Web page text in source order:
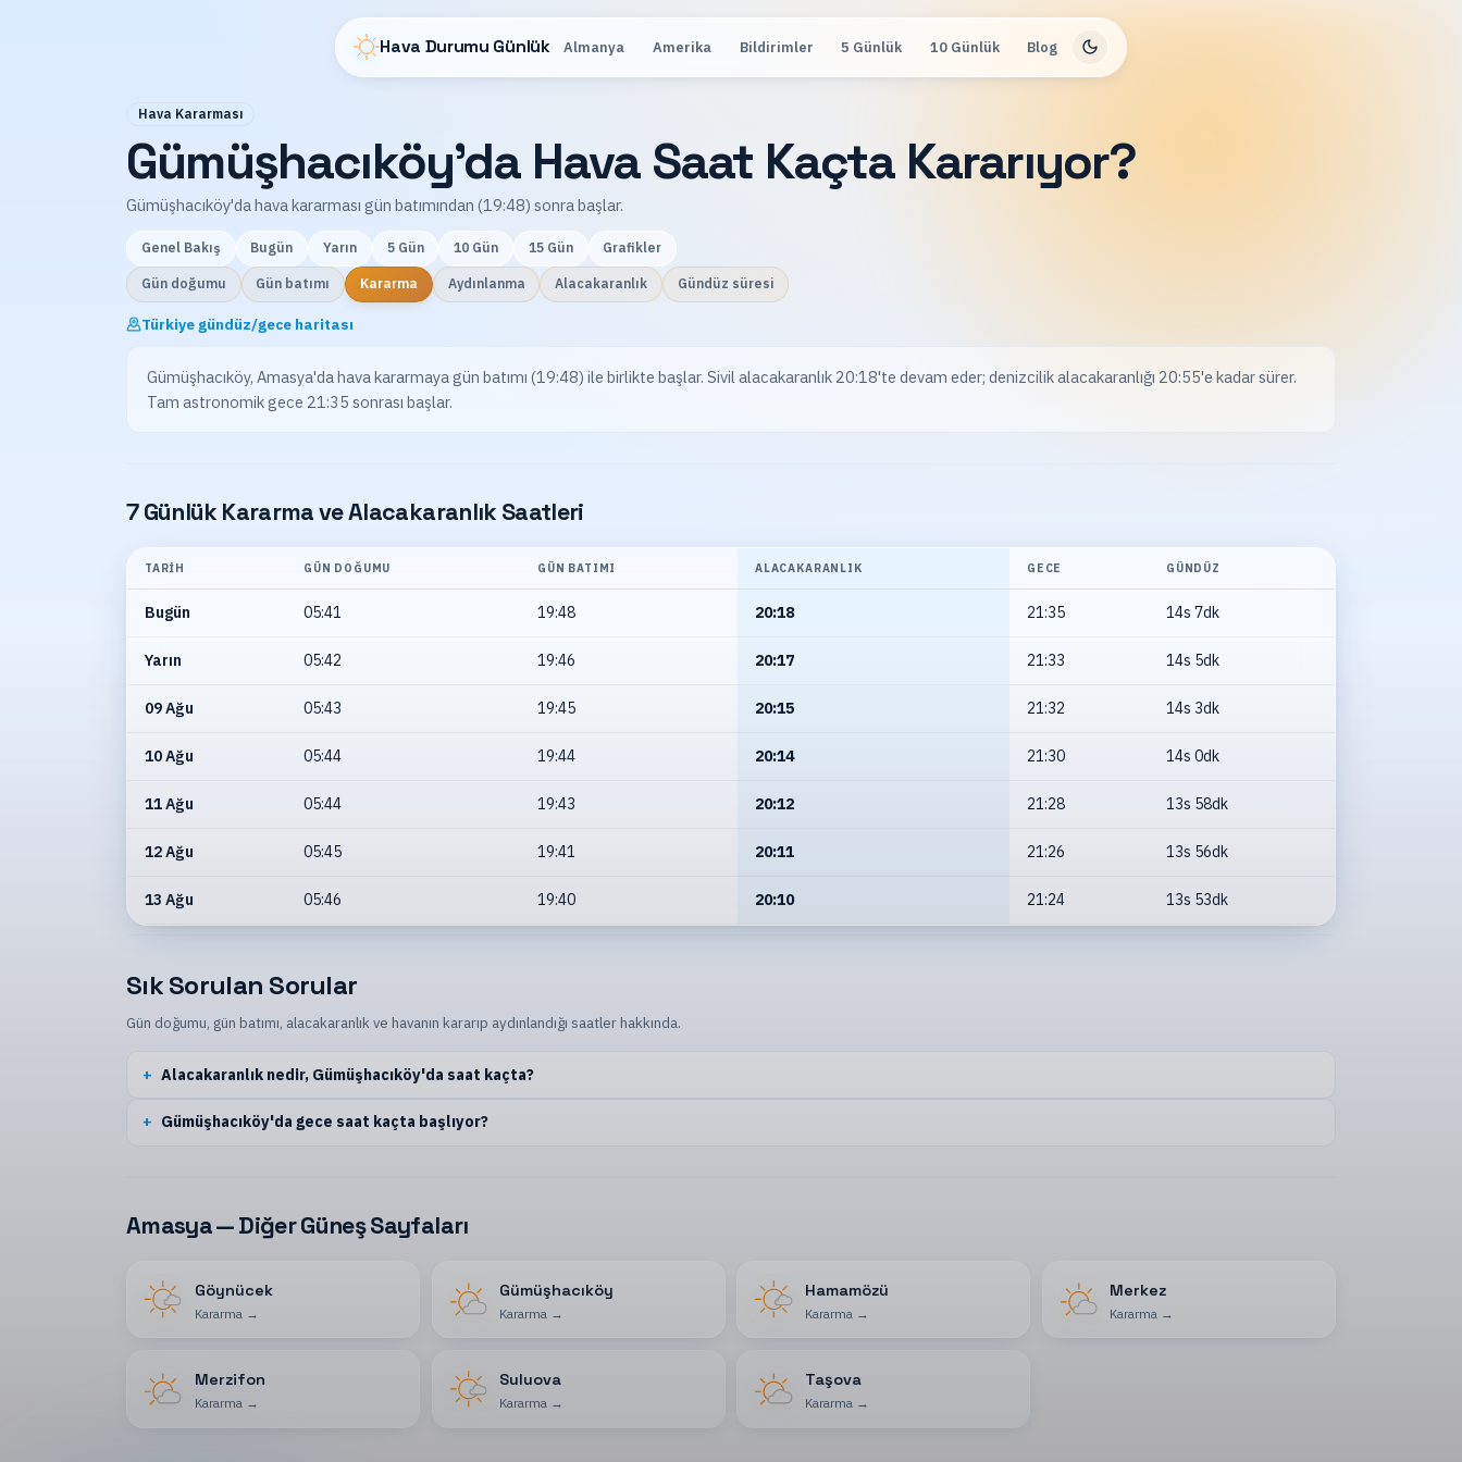
Hava Durumu Günlük Almanya Amerika Bildirimler 5 Günlük 10 Günlük Blog
Hava Kararması
Gümüşhacıköy'da Hava Saat Kaçta Kararıyor?
Gümüşhacıköy'da hava kararması gün batımından (19:48) sonra başlar.
Genel Bakış Bugün Yarın 5 Gün 10 Gün 15 Gün Grafikler
Gün doğumu Gün batımı Kararma Aydınlanma Alacakaranlık Gündüz süresi
Türkiye gündüz/gece haritası
Gümüşhacıköy, Amasya'da hava kararmaya gün batımı (19:48) ile birlikte başlar. Sivil alacakaranlık 20:18'te devam eder; denizcilik alacakaranlığı 20:55'e kadar sürer.
Tam astronomik gece 21:35 sonrası başlar.
7 Günlük Kararma ve Alacakaranlık Saatleri
TARIH GÜN DOĞUMU GÜN BATIMI ALACAKARANLIK GECE GÜNDÜZ
Bugün 05:41 19:48 20:18 21:35 14s 7dk
Yarın 05:42 19:46 20:17 21:33 14s 5dk
09 Ağu 05:43 19:45 20:15 21:32 14s 3dk
10 Ağu 05:44 19:44 20:14 21:30 14s 0dk
11 Ağu 05:44 19:43 20:12 21:28 13s 58dk
12 Ağu 05:45 19:41 20:11 21:26 13s 56dk
13 Ağu 05:46 19:40 20:10 21:24 13s 53dk
Sık Sorulan Sorular
Gün doğumu, gün batımı, alacakaranlık ve havanın kararıp aydınlandığı saatler hakkında.
Alacakaranlık nedir, Gümüşhacıköy'da saat kaçta?
Gümüşhacıköy'da gece saat kaçta başlıyor?
Amasya — Diğer Güneş Sayfaları
Göynücek
Kararma →
Gümüşhacıköy
Kararma →
Hamamözü
Kararma →
Merkez
Kararma →
Merzifon
Kararma→
Suluova
Kararma →
Taşova
Kararma→